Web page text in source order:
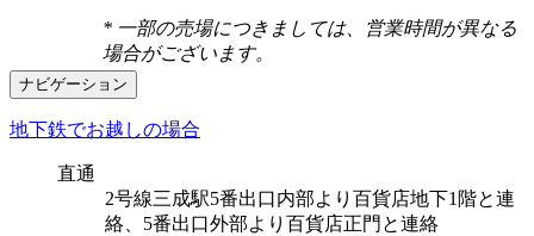
* 一部の売場につきましては、営業時間が異なる
場合がございます。
ナビゲーション
地下鉄でお越しの場合
直通
2号線三成駅5番出口内部より百貨店地下1階と連
絡、5番出口外部より百貨店正門と連絡